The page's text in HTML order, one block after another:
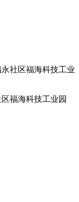
社区福海科技工业
福海科技工业园